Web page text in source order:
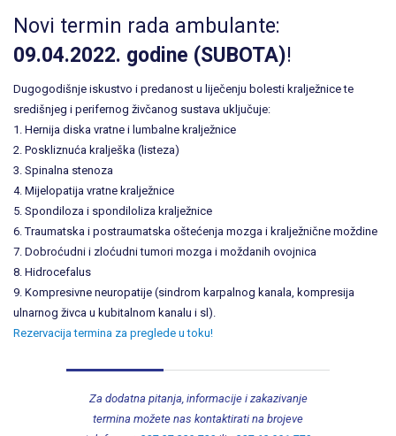
Novi termin rada ambulante:
09.04.2022. godine (SUBOTA)!
Dugogodišnje iskustvo i predanost u liječenju bolesti kralježnice te
središnjeg i perifernog živčanog sustava uključuje:
1. Hernija diska vratne i lumbalne kralježnice
2. Poskliznuća kralješka (listeza)
3. Spinalna stenoza
4. Mijelopatija vratne kralježnice
5. Spondiloza i spondiloliza kralježnice
6. Traumatska i postraumatska oštećenja mozga i kralježnične moždine
7. Dobroćudni i zloćudni tumori mozga i moždanih ovojnica
8. Hidrocefalus
9. Kompresivne neuropatije (sindrom karpalnog kanala, kompresija
ulnarnog živca u kubitalnom kanalu i sl).
Rezervacija termina za preglede u toku!
Za dodatna pitanja, informacije i zakazivanje
termina možete nas kontaktirati na brojeve